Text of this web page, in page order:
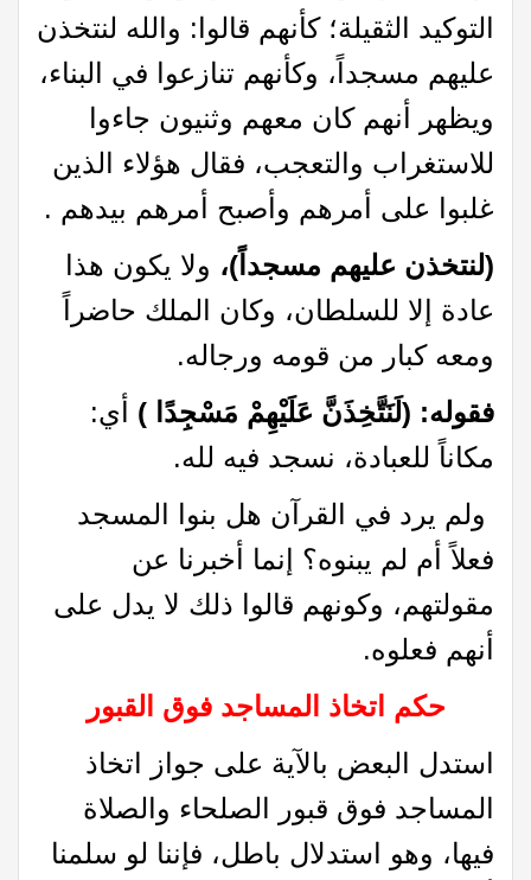
التوكيد الثقيلة؛ كأنهم قالوا: والله لنتخذن
عليهم مسجداً، وكأنهم تنازعوا في البناء،
ويظهر أنهم كان معهم وثنيون جاءوا
للاستغراب والتعجب، فقال هؤلاء الذين
غلبوا على أمرهم وأصبح أمرهم بيدهم .
(لنتخذن عليهم مسجداً)، ولا يكون هذا
عادة إلا للسلطان، وكان الملك حاضراً
ومعه كبار من قومه ورجاله.
فقوله: (لَنَتَّخِذَنَّ عَلَيْهِمْ مَسْجِدًا ) أي:
مكاناً للعبادة، نسجد فيه لله.
ولم يرد في القرآن هل بنوا المسجد
فعلاً أم لم يبنوه؟ إنما أخبرنا عن
مقولتهم، وكونهم قالوا ذلك لا يدل على
أنهم فعلوه.
حكم اتخاذ المساجد فوق القبور
استدل البعض بالآية على جواز اتخاذ
المساجد فوق قبور الصلحاء والصلاة
فيها، وهو استدلال باطل، فإننا لو سلمنا